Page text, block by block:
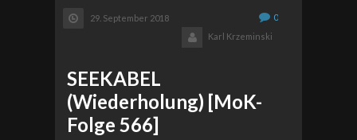
29. September 2018
0
Karl Krzeminski
SEEKABEL
(Wiederholung) [MoK-
Folge 566]